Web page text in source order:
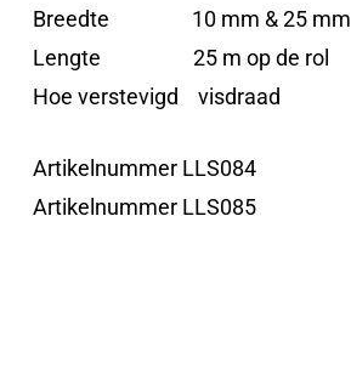
Breedte 10 mm & 25 mm
Lengte 25 m op de rol
Hoe verstevigd visdraad
Artikelnummer LLS084
Artikelnummer LLS085